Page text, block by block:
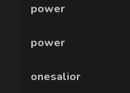
power
power
onesalior